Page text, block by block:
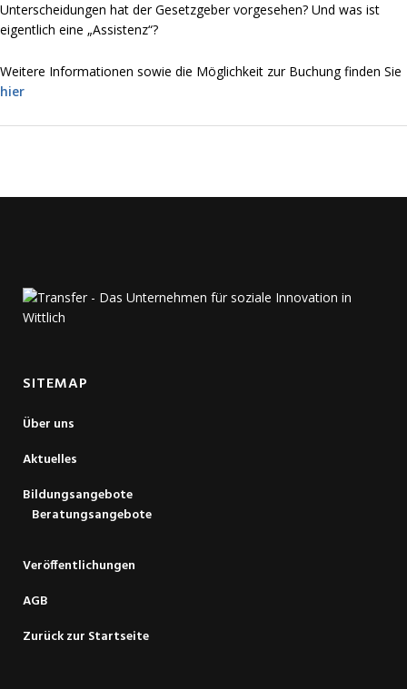
Unterscheidungen hat der Gesetzgeber vorgesehen? Und was ist
eigentlich eine „Assistenz“?
Weitere Informationen sowie die Möglichkeit zur Buchung finden Sie
hier
SITEMAP
Über uns
Aktuelles
Bildungsangebote
Beratungsangebote
Veröffentlichungen
AGB
Zurück zur Startseite